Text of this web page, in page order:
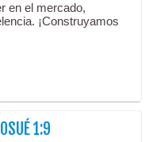
en el mercado,
¡Construyamos
1:9